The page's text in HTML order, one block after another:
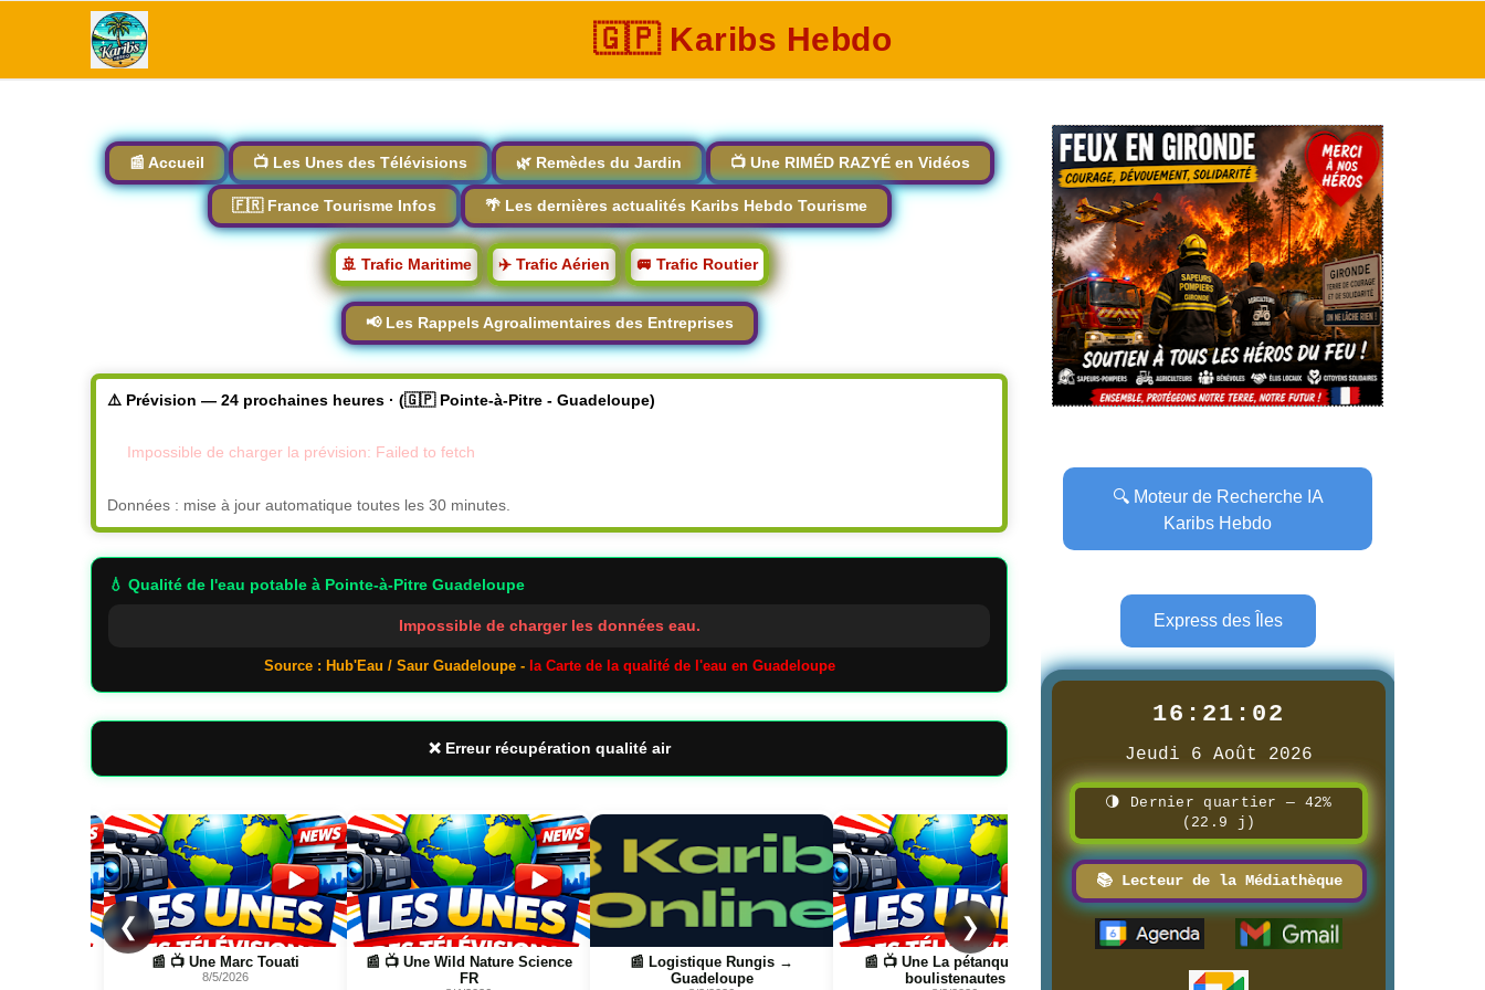
🇬🇵 Karibs Hebdo
📰 Accueil 📺 Les Unes des Télévisions 🌿 Remèdes du Jardin 📺 Une RIMÉD RAZYÉ en Vidéos
🇫🇷 France Tourisme Infos 🌴 Les dernières actualités Karibs Hebdo Tourisme
🚢 Trafic Maritime ✈️ Trafic Aérien 🚐 Trafic Routier
📢 Les Rappels Agroalimentaires des Entreprises
⚠️ Prévision — 24 prochaines heures · (🇬🇵 Pointe-à-Pitre - Guadeloupe)
Impossible de charger la prévision: Failed to fetch
Données : mise à jour automatique toutes les 30 minutes.
💧 Qualité de l'eau potable à Pointe-à-Pitre Guadeloupe
Impossible de charger les données eau.
Source : Hub'Eau / Saur Guadeloupe - la Carte de la qualité de l'eau en Guadeloupe
❌ Erreur récupération qualité air
❮
Page
📰 📺 Une Wild Nature Science
FR
Page
📰 Logistique Rungis →
Guadeloupe
Page
📰 📺 Une La pétanque des
boulistenautes
Page
📰 📺 Une Réunion la 1ère
8/3/2026 8/3/2026
❯
🔍 Moteur de Recherche IA
Karibs Hebdo
Express des Îles
16:21:04
Jeudi 6 Août 2026
🌗 Dernier quartier — 42%
(22.9 j)
📚 Lecteur de la Médiathèque